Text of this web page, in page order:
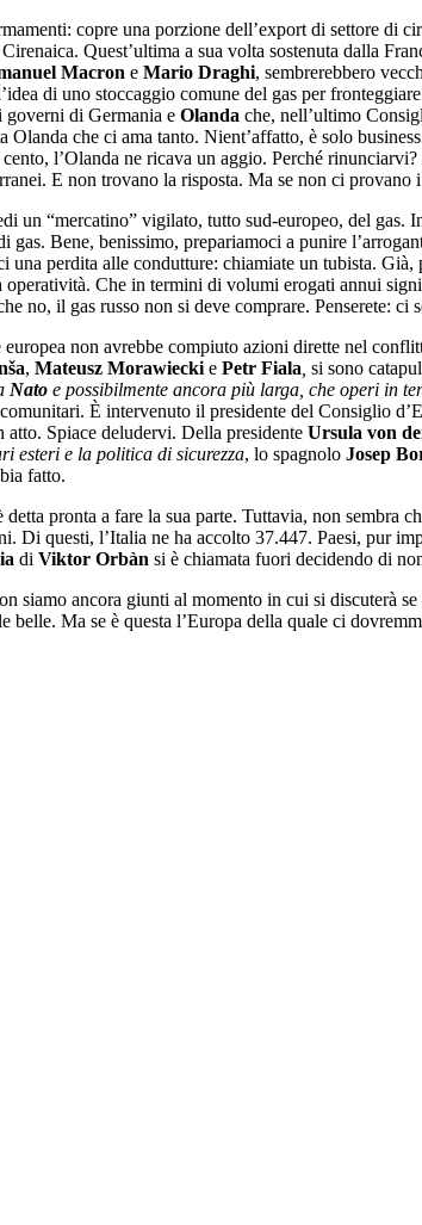
copre una porzione dell’export di settore di
Quest’ultima a sua volta sostenuta dalla
Macron e Mario Draghi, sembrerebbero
di uno stoccaggio comune del gas per
governi di Germania e Olanda che, nell’ultimo
Olanda che ci ama tanto. Nient’affatto, è solo
l’Olanda ne ricava un aggio. Perché
E non trovano la risposta. Ma se non ci
un “mercatino” vigilato, tutto sud-europeo, del gas.
Bene, benissimo, prepariamoci a punire
perdita alle condutture: chiamiate un tubista.
Che in termini di volumi erogati annui
no, il gas russo non si deve comprare. Penserete:
non avrebbe compiuto azioni dirette nel
, Mateusz Morawiecki e Petr Fiala si sono
Nato e possibilmente ancora più larga, che operi in
È intervenuto il presidente del Consiglio
Spiace deludervi. Della presidente Ursula von
esteri e la politica di sicurezza, lo spagnolo Josep
fatto.
pronta a fare la sua parte. Tuttavia, non sembra
questi, l’Italia ne ha accolto 37.447. Paesi, pur
di Viktor Orbàn si è chiamata fuori decidendo di
siamo ancora giunti al momento in cui si discuterà
Ma se è questa l’Europa della quale ci